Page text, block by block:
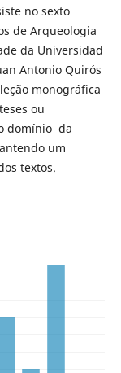
no sexto
de Arqueologia
da Universidad
Antonio Quirós
monográfica
ou
domínio da
um
textos.